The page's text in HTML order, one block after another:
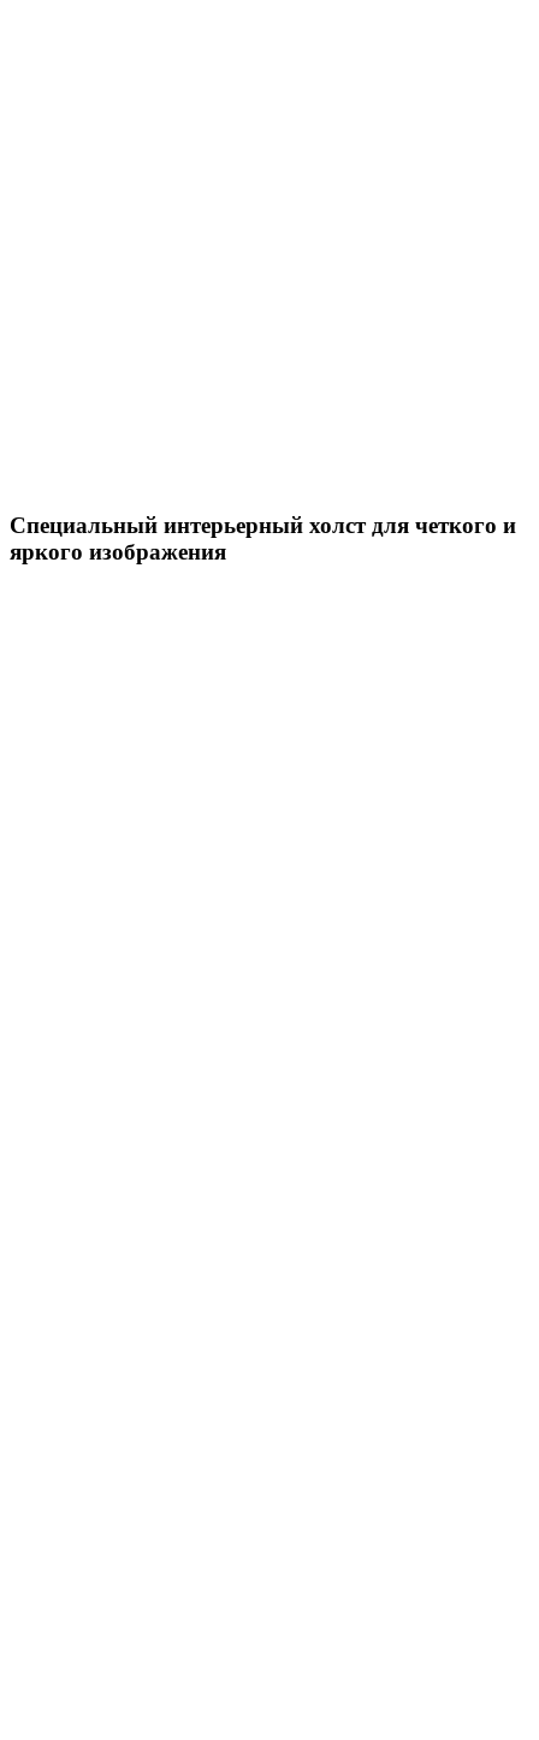
Специальный интерьерный холст для четкого и
яркого изображения